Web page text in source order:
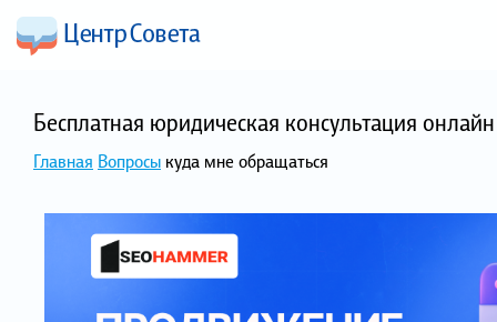
Бесплатная юридическая консультация
Главная Вопросы куда мне обращаться